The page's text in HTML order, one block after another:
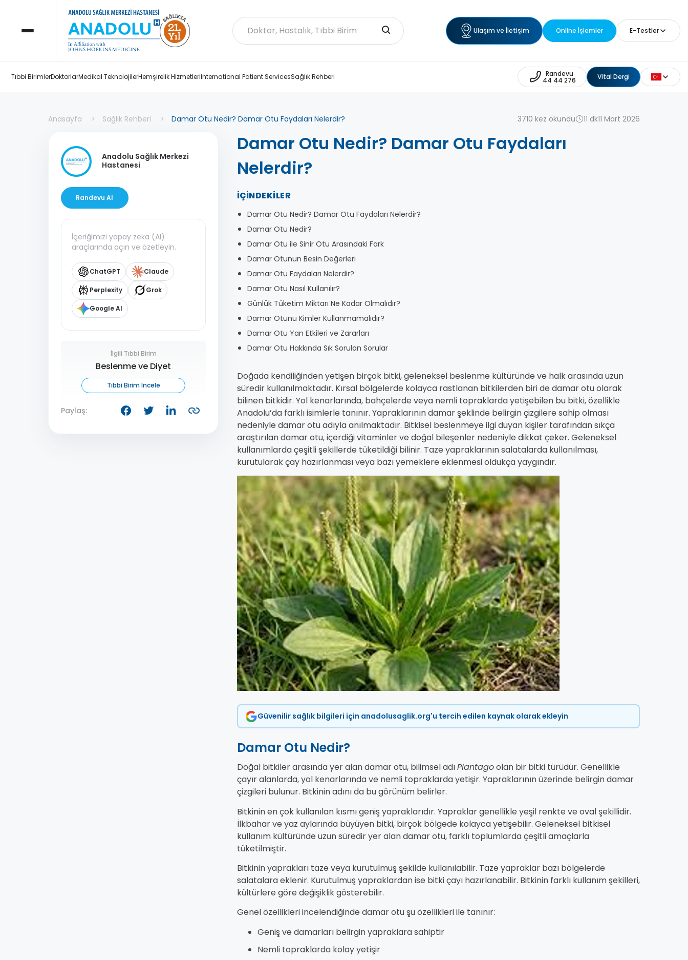
Ulaşım ve İletişim Online İşlemler E-Testler
Tıbbi BirimlerDoktorlarMedikal TeknolojilerHemşirelik HizmetleriInternational Patient ServicesSağlık Rehberi Randevu
44 44 276 Vital Dergi
Anasayfa Sağlık Rehberi Damar Otu Nedir? Damar Otu Faydaları Nelerdir? 3710 kez okundu 11 dk11 Mart 2026
Anadolu Sağlık Merkezi
Hastanesi
Randevu Al
İçeriğimizi yapay zeka (AI)
araçlarında açın ve özetleyin.
ChatGPT Claude
Perplexity Grok
Google AI
İlgili Tıbbi Birim
Beslenme ve Diyet
Tıbbi Birim İncele
Paylaş:
Damar Otu Nedir? Damar Otu Faydaları
Nelerdir?
İÇINDEKILER
Damar Otu Nedir? Damar Otu Faydaları Nelerdir?
Damar Otu Nedir?
Damar Otu ile Sinir Otu Arasındaki Fark
Damar Otunun Besin Değerleri
Damar Otu Faydaları Nelerdir?
Damar Otu Nasıl Kullanılır?
Günlük Tüketim Miktarı Ne Kadar Olmalıdır?
Damar Otunu Kimler Kullanmamalıdır?
Damar Otu Yan Etkileri ve Zararları
Damar Otu Hakkında Sık Sorulan Sorular
Doğada kendiliğinden yetişen birçok bitki, geleneksel beslenme kültüründe ve halk arasında uzun
süredir kullanılmaktadır. Kırsal bölgelerde kolayca rastlanan bitkilerden biri de damar otu olarak
bilinen bitkidir. Yol kenarlarında, bahçelerde veya nemli topraklarda yetişebilen bu bitki, özellikle
Anadolu’da farklı isimlerle tanınır. Yapraklarının damar şeklinde belirgin çizgilere sahip olması
nedeniyle damar otu adıyla anılmaktadır. Bitkisel beslenmeye ilgi duyan kişiler tarafından sıkça
araştırılan damar otu, içerdiği vitaminler ve doğal bileşenler nedeniyle dikkat çeker. Geleneksel
kullanımlarda çeşitli şekillerde tüketildiği bilinir. Taze yapraklarının salatalarda kullanılması,
kurutularak çay hazırlanması veya bazı yemeklere eklenmesi oldukça yaygındır.
Güvenilir sağlık bilgileri için anadolusaglik.org'u tercih edilen kaynak olarak ekleyin
Damar Otu Nedir?
Doğal bitkiler arasında yer alan damar otu, bilimsel adıPlantagoolan bir bitki türüdür. Genellikle
çayır alanlarda, yol kenarlarında ve nemli topraklarda yetişir. Yapraklarının üzerinde belirgin damar
çizgileri bulunur. Bitkinin adını da bu görünüm belirler.
Bitkinin en çok kullanılan kısmı geniş yapraklarıdır. Yapraklar genellikle yeşil renkte ve oval şekillidir.
İlkbahar ve yaz aylarında büyüyen bitki, birçok bölgede kolayca yetişebilir. Geleneksel bitkisel
kullanım kültüründe uzun süredir yer alan damar otu, farklı toplumlarda çeşitli amaçlarla
tüketilmiştir.
Bitkinin yaprakları taze veya kurutulmuş şekilde kullanılabilir. Taze yapraklar bazı bölgelerde
salatalara eklenir. Kurutulmuş yapraklardan ise bitki çayı hazırlanabilir. Bitkinin farklı kullanım şekilleri,
kültürlere göre değişiklik gösterebilir.
Genel özellikleri incelendiğinde damar otu şu özellikleri ile tanınır:
Geniş ve damarları belirgin yapraklara sahiptir
Nemli topraklarda kolay yetişir